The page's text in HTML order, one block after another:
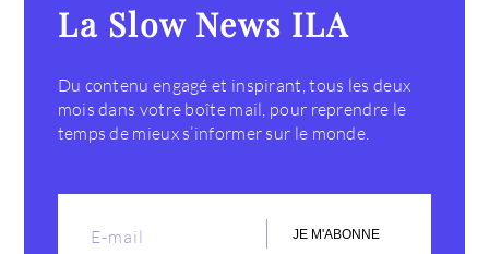
La Slow News ILA
Du contenu engagé et inspirant, tous les deux
mois dans votre boîte mail, pour reprendre le
temps de mieux s’informer sur le monde.
JE M'ABONNE